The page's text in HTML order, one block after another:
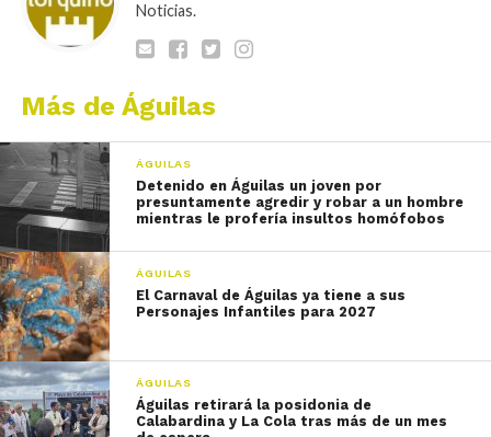
Noticias.
Más de Águilas
ÁGUILAS
Detenido en Águilas un joven por
presuntamente agredir y robar a un hombre
mientras le profería insultos homófobos
ÁGUILAS
El Carnaval de Águilas ya tiene a sus
Personajes Infantiles para 2027
ÁGUILAS
Águilas retirará la posidonia de
Calabardina y La Cola tras más de un mes